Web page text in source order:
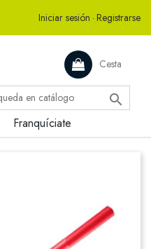
Iniciar sesión · Registrarse
Cesta

Franquíciate